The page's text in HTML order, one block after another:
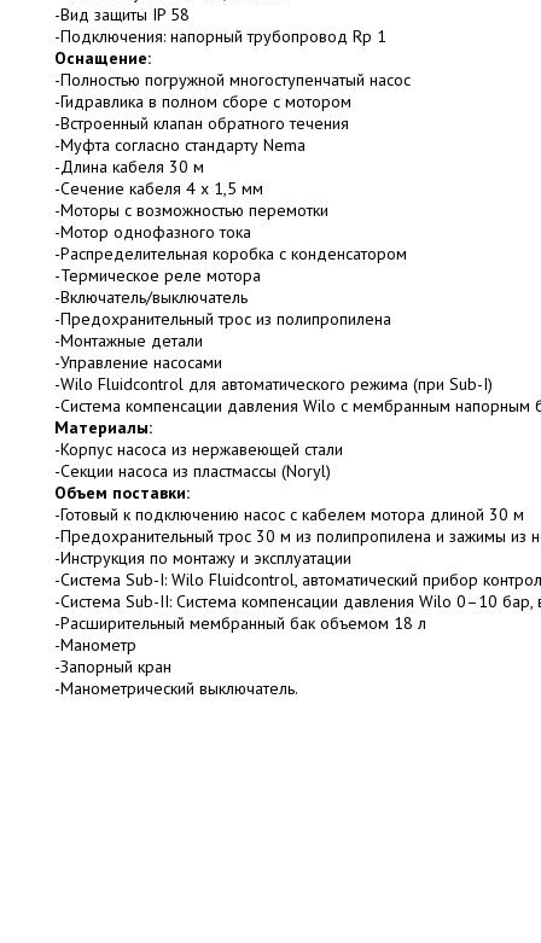
-Вид защиты IP 58
-Подключения: напорный трубопровод Rp 1
Оснащение:
-Полностью погружной многоступенчатый насос
-Гидравлика в полном сборе с мотором
-Встроенный клапан обратного течения
-Муфта согласно стандарту Nema
-Длина кабеля 30 м
-Сечение кабеля 4 x 1,5 мм
-Моторы с возможностью перемотки
-Мотор однофазного тока
-Распределительная коробка с конденсатором
-Термическое реле мотора
-Включатель/выключатель
-Предохранительный трос из полипропилена
-Монтажные детали
-Управление насосами
-Wilo Fluidcontrol для автоматического режима (при Sub-I)
-Система компенсации давления Wilo с мембранным напорным
Материалы:
-Корпус насоса из нержавеющей стали
-Секции насоса из пластмассы (Noryl)
Объем поставки:
-Готовый к подключению насос с кабелем мотора длиной 30 м
-Предохранительный трос 30 м из полипропилена и зажимы из
-Инструкция по монтажу и эксплуатации
-Система Sub-I: Wilo Fluidcontrol, автоматический прибор
-Система Sub-II: Система компенсации давления Wilo 0–10 бар,
-Расширительный мембранный бак объемом 18 л
-Манометр
-Запорный кран
-Манометрический выключатель.